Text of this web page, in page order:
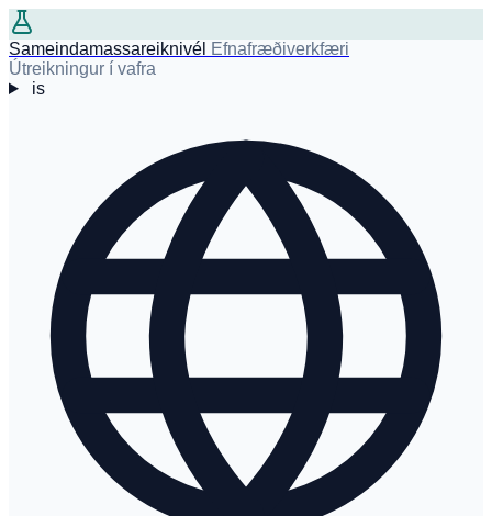
Sameindamassareiknivél Efnafræðiverkfæri
Útreikningur í vafra
is